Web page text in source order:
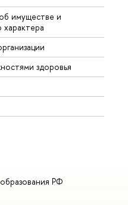
имуществе и
характера
здоровья
РФ